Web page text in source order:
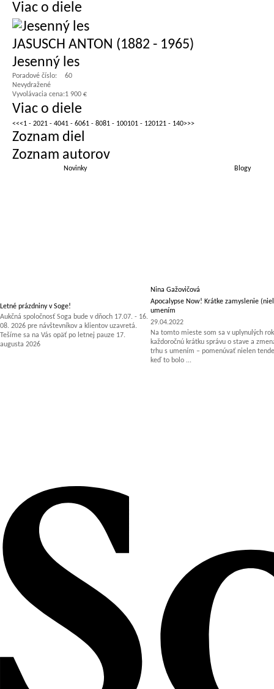
Viac o diele
JASUSCH ANTON (1882 - 1965)
Jesenný les
Poradové číslo:
60
Nevydražené
Vyvolávacia cena:1 900 €
Viac o diele
<<<1 - 2021 - 4041 - 6061 - 8081 - 100101 - 120121 - 140>>>
Zoznam diel
Zoznam autorov
Novinky Blogy
Letné prázdniny v Soge!
Aukčná spoločnosť Soga bude v dňoch 17.07. - 16.
08. 2026 pre návštevníkov a klientov uzavretá.
Tešíme sa na Vás opäť po letnej pauze 17.
augusta 2026
Nina Gažovičová
Apocalypse Now! Krátke zamyslenie
umením
29.04.2022
Na tomto mieste som sa v uplynulých
každoročnú krátku správu o stave a
trhu s umením – pomenúvať nielen
keď to bolo ...